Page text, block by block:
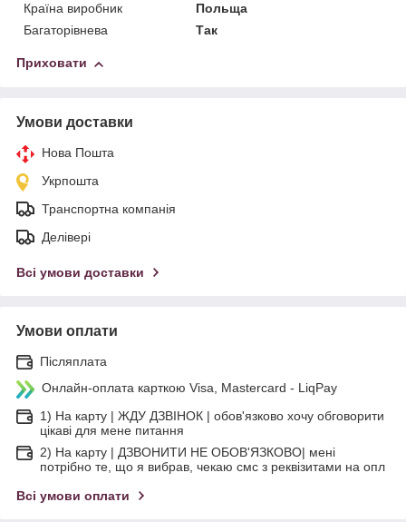
Країна виробник
Польща
Багаторівнева
Так
Приховати
Умови доставки
Нова Пошта
Укрпошта
Транспортна компанія
Делівері
Всі умови доставки
Умови оплати
Післяплата
Онлайн-оплата карткою Visa, Mastercard - LiqPay
1) На карту | ЖДУ ДЗВІНОК | обов'язково хочу обговорити
цікаві для мене питання
2) На карту | ДЗВОНИТИ НЕ ОБОВ'ЯЗКОВО| мені
потрібно те, що я вибрав, чекаю смс з реквізитами на опл
Всі умови оплати